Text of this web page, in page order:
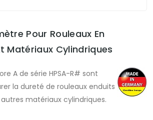
Pour Rouleaux En
Matériaux Cylindriques
A de série HPSA-R# sont
la dureté de rouleaux enduits
matériaux cylindriques.